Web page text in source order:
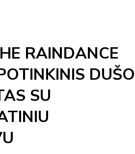
RAINDANCE
DUŠO
SU